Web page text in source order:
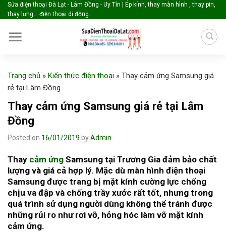
Skip
to
content
Sửa điện thoại Đà Lạt - Lâm Đồng - Uy Tín | Ép kính, thay màn hình , thay pin,
thay lưng... điện thoại di động.
Trang chủ » Kiến thức điện thoại » Thay cảm ứng Samsung giá
rẻ tại Lâm Đồng
Thay cảm ứng Samsung giá rẻ tại Lâm
Đồng
Posted on 16/01/2019 byAdmin
Thay cảm ứng Samsung tại Trương Gia đảm bảo chất
lượng và giá cả hợp lý. Mặc dù màn hình điện thoại
Samsung được trang bị mặt kính cường lực chống
chịu va đập và chống trầy xước rất tốt, nhưng trong
quá trình sử dụng người dùng không thể tránh được
những rủi ro như rơi vỡ, hỏng hóc làm vỡ mặt kính
cảm ứng.